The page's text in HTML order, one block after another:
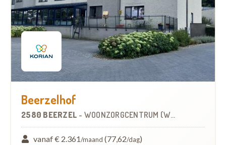
Beerzelhof
2580 BEERZEL - WOONZORGCENTRUM (WZC)
vanaf € 2.361/maand (77,62/dag)